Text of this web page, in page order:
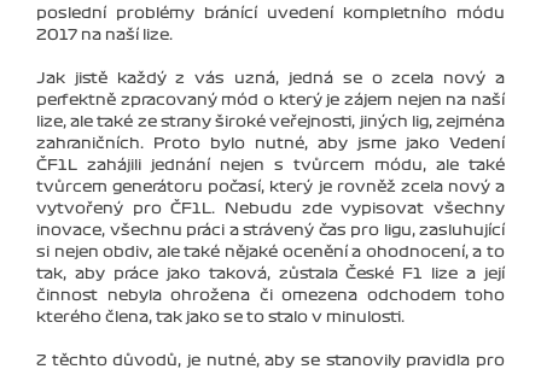
poslední problémy bránící uvedení kompletního módu
2017 na naší lize.
Jak jistě každý z vás uzná, jedná se o zcela nový a
perfektně zpracovaný mód o který je zájem nejen na naší
lize, ale také ze strany široké veřejnosti, jiných lig, zejména
zahraničních. Proto bylo nutné, aby jsme jako Vedení
ČF1L zahájili jednání nejen s tvůrcem módu, ale také
tvůrcem generátoru počasí, který je rovněž zcela nový a
vytvořený pro ČF1L. Nebudu zde vypisovat všechny
inovace, všechnu práci a strávený čas pro ligu, zasluhující
si nejen obdiv, ale také nějaké ocenění a ohodnocení, a to
tak, aby práce jako taková, zůstala České F1 lize a její
činnost nebyla ohrožena či omezena odchodem toho
kterého člena, tak jako se to stalo v minulosti.
Z těchto důvodů, je nutné, aby se stanovily pravidla pro